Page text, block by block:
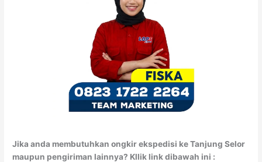
Jika anda membutuhkan ongkir ekspedisi ke Tanjung Selor
maupun pengiriman lainnya? Kllik link dibawah ini :